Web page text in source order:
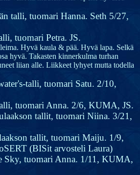
talli, tuomari Hanna. Seth 5/27,
tuomari Petra. JS.
Hyvä kaula & pää. Hyvä lapa. Selkä
hyvä. Takasten kinnerkulma turhan
liian alle. Liikkeet lyhyet mutta todella
talli, tuomari Satu. 2/10,
tuomari Anna. 2/6, KUMA, JS.
tallit, tuomari Niina. 3/21,
tallit, tuomari Maiju. 1/9,
(BISit arvosteli Laura)
Sky, tuomari Anna. 1/11, KUMA,